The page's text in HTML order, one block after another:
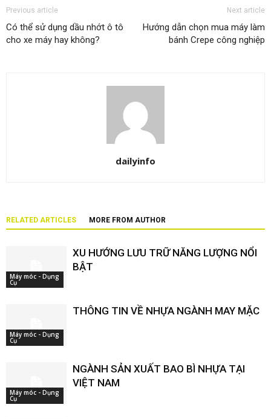
Previous article
Có thể sử dụng dầu nhớt ô tô
cho xe máy hay không?
Next article
Hướng dẫn chọn mua máy làm
bánh Crepe công nghiệp
dailyinfo
RELATED ARTICLES MORE FROM AUTHOR
Máy móc - Dụng
Cụ
XU HƯỚNG LƯU TRỮ NĂNG LƯỢNG NỔI
BẬT
Máy móc - Dụng
Cụ
THÔNG TIN VỀ NHỰA NGÀNH MAY MẶC
Máy móc - Dụng
Cụ
NGÀNH SẢN XUẤT BAO BÌ NHỰA TẠI
VIỆT NAM